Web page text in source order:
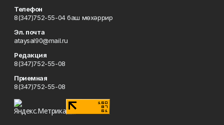
Телефон
8(347)752-55-04 баш мөхәррир
Эл. почта
ataysal90@mail.ru
Редакция
8(347)752-55-08
Приемная
8(347)752-55-08